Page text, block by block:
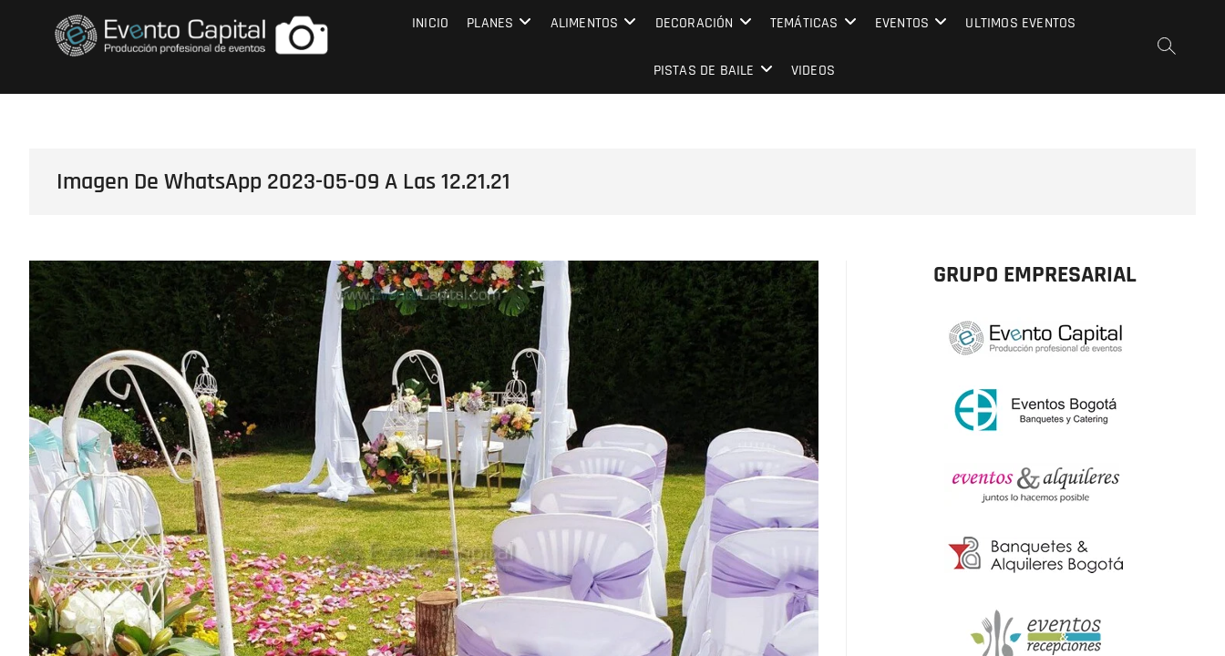
FOTOS GRUPO EMPRESARIAL EVENTO CAPITAL
INICIO PLANES ALIMENTOS DECORACIÓN TEMÁTICAS EVENTOS ULTIMOS EVENTOS
PISTAS DE BAILE VIDEOS
Imagen De WhatsApp 2023-05-09 A Las 12.21.21
GRUPO EMPRESARIAL